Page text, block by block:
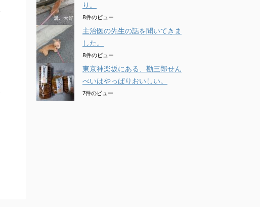
り。
8件のビュー
主治医の先生の話を聞いてきま
した。
8件のビュー
東京神楽坂にある、勘三郎せん
べいはやっぱりおいしい。
7件のビュー